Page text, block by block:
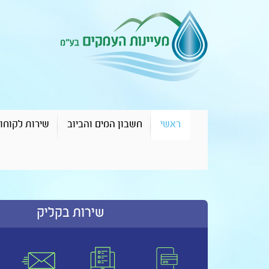
ראשי חשבון המים והביוב שירות
שירות בקליק